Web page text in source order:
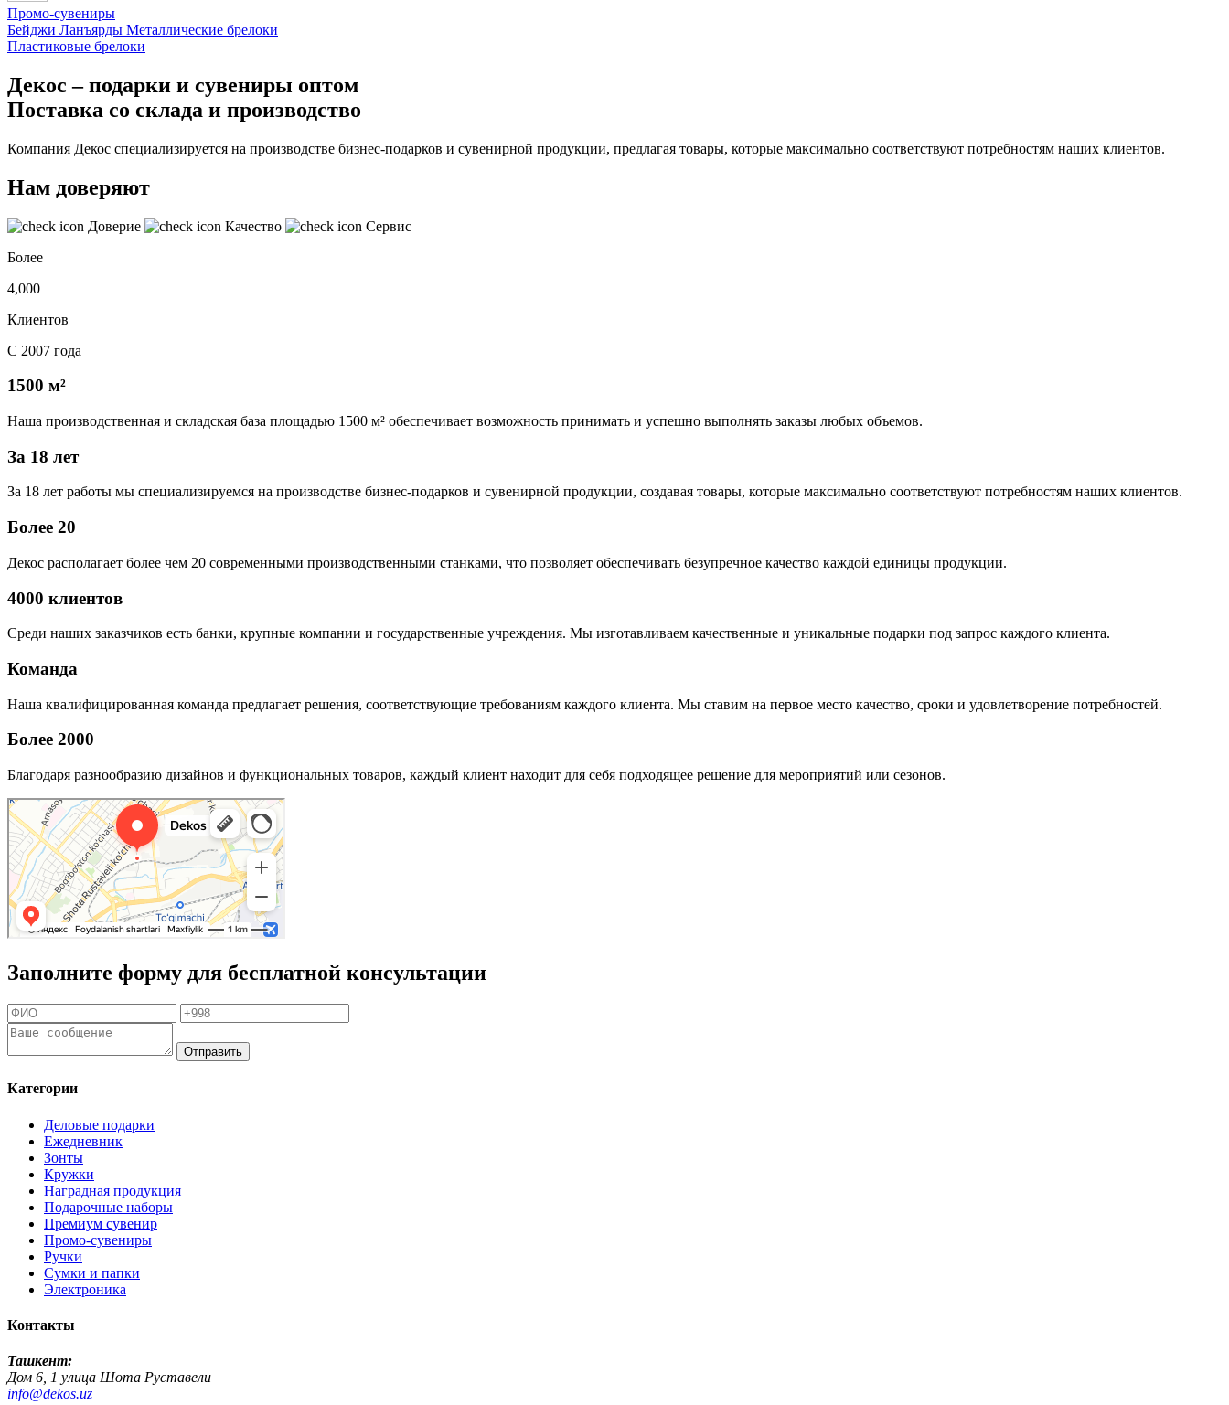
Промо-сувениры
Бейджи Ланъярды Металлические брелоки
Пластиковые брелоки
Декос – подарки и сувениры оптом
Поставка со склада и производство
Компания Декос специализируется на производстве бизнес-подарков и сувенирной продукции, предлагая товары, которые максимально соответствуют потребностям наших клиентов.
Нам доверяют
Доверие Качество
Сервис
Более
4,000
Клиентов
С 2007 года
1500 м²
Наша производственная и складская база площадью 1500 м² обеспечивает возможность принимать и успешно выполнять заказы любых объемов.
За 18 лет
За 18 лет работы мы специализируемся на производстве бизнес-подарков и сувенирной продукции, создавая товары, которые максимально соответствуют потребностям наших клиентов.
Более 20
Декос располагает более чем 20 современными производственными станками, что позволяет обеспечивать безупречное качество каждой единицы продукции.
4000 клиентов
Среди наших заказчиков есть банки, крупные компании и государственные учреждения. Мы изготавливаем качественные и уникальные подарки под запрос каждого клиента.
Команда
Наша квалифицированная команда предлагает решения, соответствующие требованиям каждого клиента. Мы ставим на первое место качество, сроки и удовлетворение потребностей.
Более 2000
Благодаря разнообразию дизайнов и функциональных товаров, каждый клиент находит для себя подходящее решение для мероприятий или сезонов.
Заполните форму для бесплатной консультации
Отправить
Категории
Деловые подарки
Ежедневник
Зонты
Кружки
Наградная продукция
Подарочные наборы
Премиум сувенир
Промо-сувениры
Ручки
Сумки и папки
Электроника
Контакты
Ташкент:
Дом 6, 1 улица Шота Руставели
info@dekos.uz